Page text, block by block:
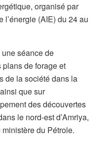
organisé par
l’énergie (AIE) du 24 au
séance de
de forage et
de la société dans la
que sur
des découvertes
le nord-est d’Amriya,
du Pétrole.